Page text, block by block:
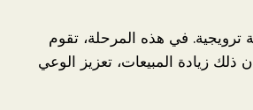
ترويجية. في هذه المرحلة، تقوم
ذلك زيادة المبيعات، تعزيز الوعي